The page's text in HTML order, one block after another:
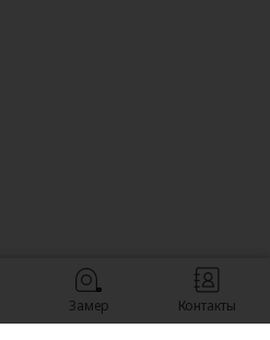
Замер Контакты